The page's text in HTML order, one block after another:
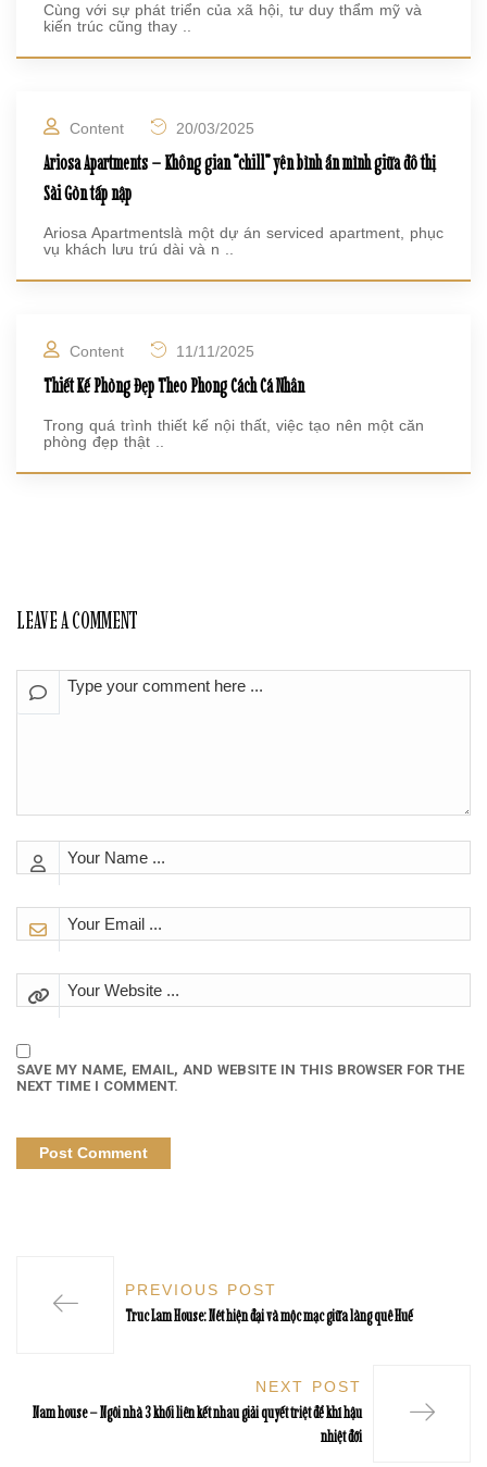
Cùng với sự phát triển của xã hội, tư duy thẩm mỹ và
kiến trúc cũng thay ..
Content 20/03/2025
Ariosa Apartments – Không gian “chill” yên bình ẩn mình giữa đô thị
Sài Gòn tấp nập
Ariosa Apartmentslà một dự án serviced apartment, phục
vụ khách lưu trú dài và n ..
Content 11/11/2025
Thiết Kế Phòng Đẹp Theo Phong Cách Cá Nhân
Trong quá trình thiết kế nội thất, việc tạo nên một căn
phòng đẹp thật ..
LEAVE A COMMENT
SAVE MY NAME, EMAIL, AND WEBSITE IN THIS BROWSER FOR THE
NEXT TIME I COMMENT.
PREVIOUS POST
Truc Lam House: Nét hiện đại và mộc mạc giữa làng quê Huế
NEXT POST
Nam house – Ngôi nhà 3 khối liên kết nhau giải quyết triệt để khí hậu
nhiệt đới